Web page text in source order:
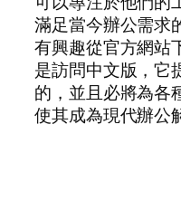
滿足當今辦公需求
有興趣從官方網站
是訪問中文版，它
的，並且必將為各
使其成為現代辦公